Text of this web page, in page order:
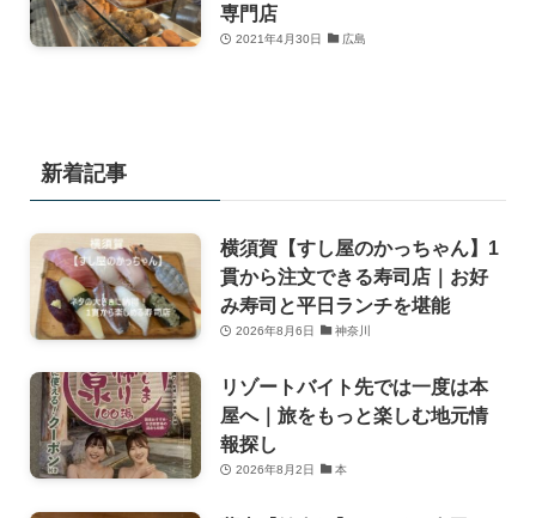
専門店
2021年4月30日 広島
新着記事
横須賀【すし屋のかっちゃん】1
貫から注文できる寿司店｜お好
み寿司と平日ランチを堪能
2026年8月6日 神奈川
リゾートバイト先では一度は本
屋へ｜旅をもっと楽しむ地元情
報探し
2026年8月2日 本